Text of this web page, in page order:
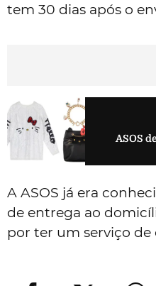
tem 30 dias após o
ASOS
A ASOS já era
de entrega ao
por ter um serviço